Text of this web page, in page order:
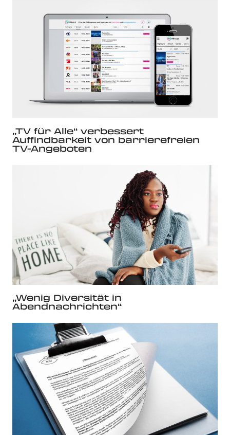
„TV für Alle“ verbessert
Auffindbarkeit von barrierefreien
TV-Angeboten
„Wenig Diversität in
Abendnachrichten“